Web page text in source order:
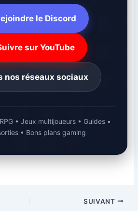
le Discord
sur YouTube
nos réseaux sociaux
• Jeux multijoueurs • Guides •
• Bons plans gaming
SUIVANT